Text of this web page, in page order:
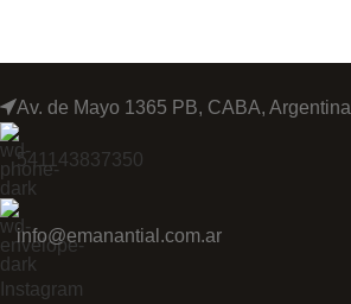
Av. de Mayo 1365 PB, CABA, Argentina
541143837350
info@emanantial.com.ar
Instagram